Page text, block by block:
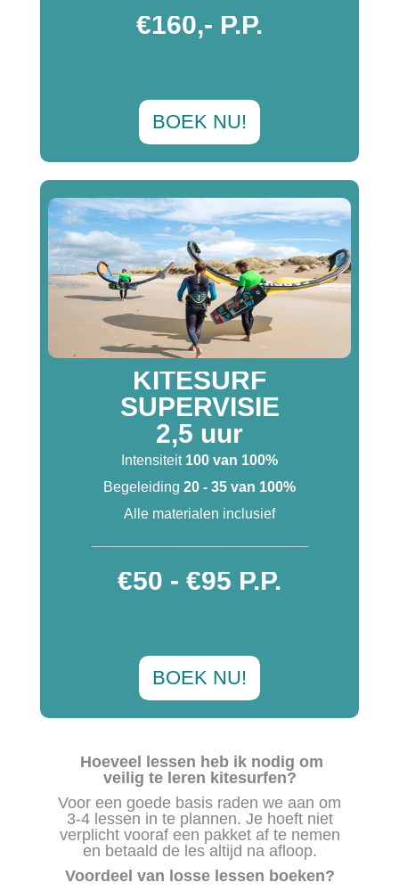
€160,- P.P.
BOEK NU!
KITESURF
SUPERVISIE
2,5 uur
Intensiteit 100 van 100%
Begeleiding 20 - 35 van 100%
Alle materialen inclusief
€50 - €95 P.P.
BOEK NU!
Hoeveel lessen heb ik nodig om
veilig te leren kitesurfen?
Voor een goede basis raden we aan om
3-4 lessen in te plannen. Je hoeft niet
verplicht vooraf een pakket af te nemen
en betaald de les altijd na afloop.
Voordeel van losse lessen boeken?